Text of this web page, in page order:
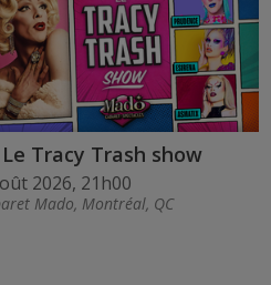
Le Tracy Trash show
2026, 21h00
Mado, Montréal, QC